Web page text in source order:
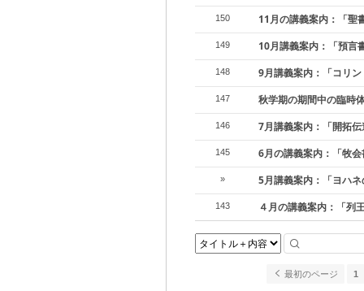
150 11月の講義案内：「聖
149 10月講義案内：「預言
148 9月講義案内：「コリ
147 秋学期の期間中の臨時
146 7月講義案内：「開拓
145 6月の講義案内：「牧
» 5月講義案内：「ヨハ
143 ４月の講義案内：「
最初のページ 1